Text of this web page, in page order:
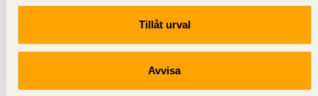
Tillåt urval
Avvisa
Svenskt Trä representerar svensk sågverksindustri
och är en del av branschorganisationen
svensk limträ-, KL-trä- och förpackningsindustri samt